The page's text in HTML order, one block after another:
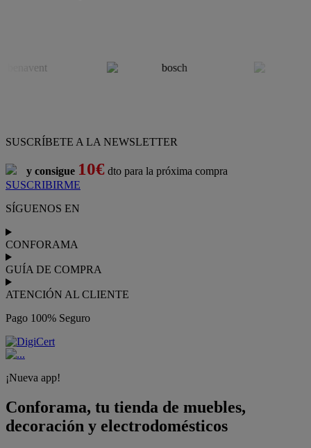
SUSCRÍBETE A LA NEWSLETTER
y consigue 10€ dto para la próxima compra
SUSCRIBIRME
SÍGUENOS EN
CONFORAMA
GUÍA DE COMPRA
ATENCIÓN AL CLIENTE
Pago 100% Seguro
¡Nueva app!
Conforama, tu tienda de muebles,
decoración y electrodomésticos